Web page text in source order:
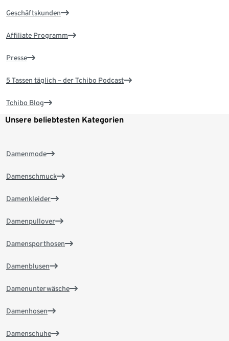
Geschäftskunden
Affiliate Programm
Presse
5 Tassen täglich – der Tchibo Podcast
Tchibo Blog
Unsere beliebtesten Kategorien
Damenmode
Damenschmuck
Damenkleider
Damenpullover
Damensporthosen
Damenblusen
Damenunterwäsche
Damenhosen
Damenschuhe